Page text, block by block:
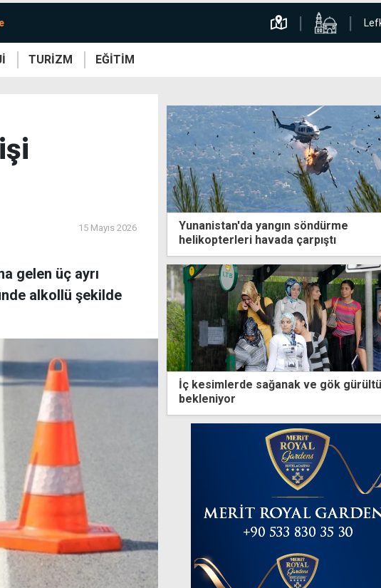
TURİZM EĞİTİM
15 Mayıs 2026
gelen üç ayrı
alkollü şekilde
Yunanistan'da yangın söndürme
helikopterleri havada çarpıştı
İç kesimlerde sağanak ve gök
bekleniyor